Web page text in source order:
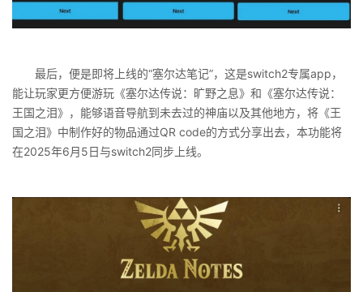
最后，便是即将上线的“塞尔达笔记”，这是switch2专属app，
能让玩家更方便游玩《塞尔达传说：旷野之息》和《塞尔达传说：
王国之泪》，能够语音导航到未去过的神庙以及其他地方，将《王
国之泪》中制作好的物品通过QR code的方式分享出去，本功能将
在2025年6月5日与switch2同步上线。